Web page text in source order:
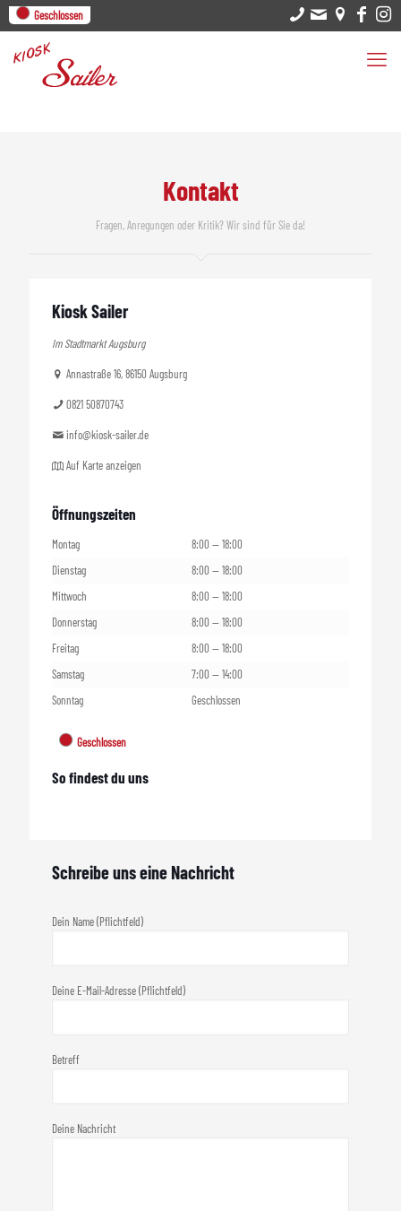
Geschlossen
Kontakt
Fragen, Anregungen oder Kritik? Wir sind für Sie da!
Kiosk Sailer
Im Stadtmarkt Augsburg
Annastraße 16, 86150 Augsburg
0821 50870743
info@kiosk-sailer.de
Auf Karte anzeigen
Öffnungszeiten
Montag
8:00 — 18:00
Dienstag
8:00 — 18:00
Mittwoch
8:00 — 18:00
Donnerstag
8:00 — 18:00
Freitag
8:00 — 18:00
Samstag
7:00 — 14:00
Sonntag
Geschlossen
Geschlossen
So findest du uns
Schreibe uns eine Nachricht
Dein Name (Pflichtfeld)
Deine E-Mail-Adresse (Pflichtfeld)
Betreff
Deine Nachricht